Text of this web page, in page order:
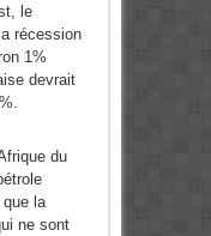
le
récession
1%
devrait
du
la
ne sont